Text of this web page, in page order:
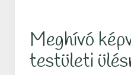
Meghívó
testületi